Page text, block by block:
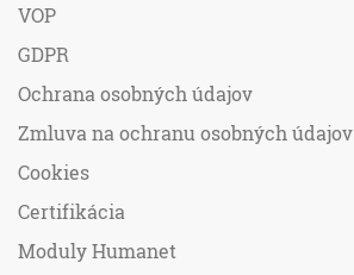
VOP
GDPR
Ochrana osobných údajov
Zmluva na ochranu osobných údajov
Cookies
Certifikácia
Moduly Humanet